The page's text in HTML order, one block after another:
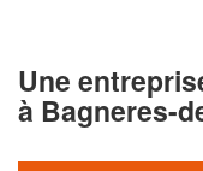
Une
à Bagneres-vos